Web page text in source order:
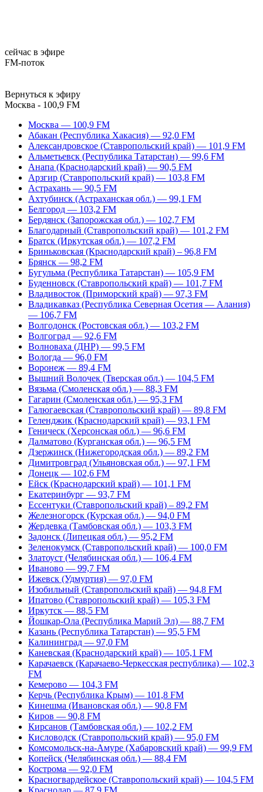
сейчас в эфире
FM-поток
Вернуться к эфиру
Москва - 100,9 FM
Москва — 100,9 FM
Абакан (Республика Хакасия) — 92,0 FM
Александровское (Ставропольский край) — 101,9 FM
Альметьевск (Республика Татарстан) — 99,6 FM
Анапа (Краснодарский край) — 90,5 FM
Арзгир (Ставропольский край) — 103,8 FM
Астрахань — 90,5 FM
Ахтубинск (Астраханская обл.) — 99,1 FM
Белгород — 103,2 FM
Бердянск (Запорожская обл.) — 102,7 FM
Благодарный (Ставропольский край) — 101,2 FM
Братск (Иркутская обл.) — 107,2 FM
Бриньковская (Краснодарский край) – 96,8 FM
Брянск — 98,2 FM
Бугульма (Республика Татарстан) — 105,9 FM
Буденновск (Ставропольский край) — 101,7 FM
Владивосток (Приморский край) — 97,3 FM
Владикавказ (Республика Северная Осетия — Алания)
— 106,7 FM
Волгодонск (Ростовская обл.) — 103,2 FM
Волгоград — 92,6 FM
Волноваха (ДНР) — 99,5 FM
Вологда — 96,0 FM
Воронеж — 89,4 FM
Вышний Волочек (Тверская обл.) — 104,5 FM
Вязьма (Смоленская обл.) — 88,3 FM
Гагарин (Смоленская обл.) — 95,3 FM
Галюгаевская (Ставропольский край) — 89,8 FM
Геленджик (Краснодарский край) — 93,1 FM
Геническ (Херсонская обл.) — 96,6 FM
Далматово (Курганская обл.) — 96,5 FM
Дзержинск (Нижегородская обл.) — 89,2 FM
Димитровград (Ульяновская обл.) — 97,1 FM
Донецк — 102,6 FM
Ейск (Краснодарский край) — 101,1 FM
Екатеринбург — 93,7 FM
Ессентуки (Ставропольский край) – 89,2 FM
Железногорск (Курская обл.) — 94,0 FM
Жердевка (Тамбовская обл.) — 103,3 FM
Задонск (Липецкая обл.) — 95,2 FM
Зеленокумск (Ставропольский край) — 100,0 FM
Златоуст (Челябинская обл.) — 106,4 FM
Иваново — 99,7 FM
Ижевск (Удмуртия) — 97,0 FM
Изобильный (Ставропольский край) — 94,8 FM
Ипатово (Ставропольский край) — 105,3 FM
Иркутск — 88,5 FM
Йошкар-Ола (Республика Марий Эл) — 88,7 FM
Казань (Республика Татарстан) — 95,5 FM
Калининград — 97,0 FM
Каневская (Краснодарский край) — 105,1 FM
Карачаевск (Карачаево-Черкесская республика) — 102,3
FM
Кемерово — 104,3 FM
Керчь (Республика Крым) — 101,8 FM
Кинешма (Ивановская обл.) — 90,8 FM
Киров — 90,8 FM
Кирсанов (Тамбовская обл.) — 102,2 FM
Кисловодск (Ставропольский край) — 95,0 FM
Комсомольск-на-Амуре (Хабаровский край) — 99,9 FM
Копейск (Челябинская обл.) — 88,4 FM
Кострома — 92,0 FM
Красногвардейское (Ставропольский край) — 104,5 FM
Краснодар — 87,9 FM